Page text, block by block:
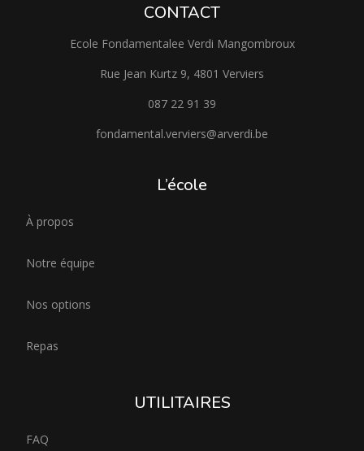
CONTACT
Ecole Fondamentalee Verdi Mangombroux
Rue Jean Kurtz 9, 4801 Verviers
087 22 91 39
fondamental.verviers@arverdi.be
L’école
À propos
Notre équipe
Nos options
Repas
UTILITAIRES
FAQ